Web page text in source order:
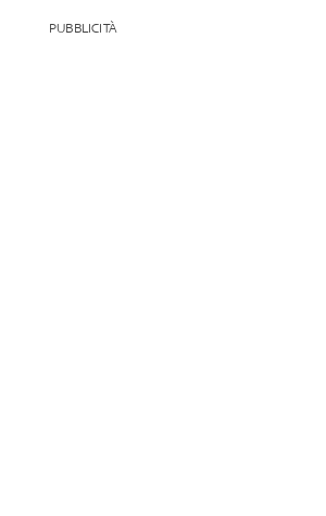
PUBBLICITÀ